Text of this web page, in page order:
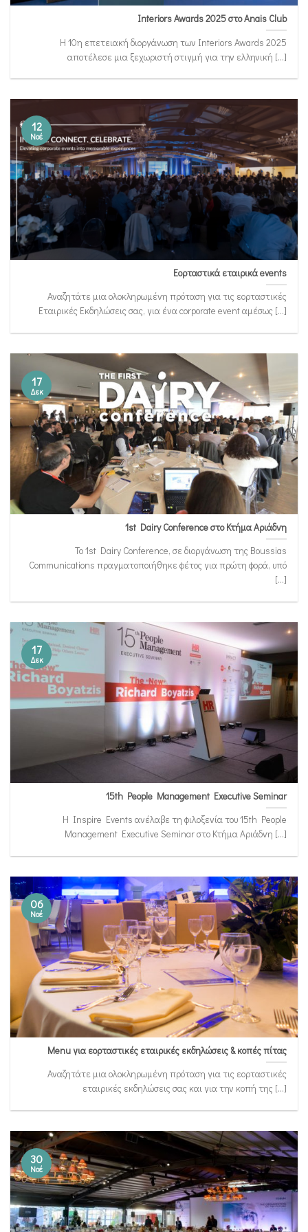
Interiors Awards 2025 στο Anais Club
Η 10η επετειακή διοργάνωση των Interiors Awards 2025
αποτέλεσε μια ξεχωριστή στιγμή για την ελληνική [...]
Εορταστικά εταιρικά events
Αναζητάτε μια ολοκληρωμένη πρόταση για τις εορταστικές
Εταιρικές Εκδηλώσεις σας, για ένα corporate event αμέσως [...]
12
Νοέ
1st Dairy Conference στο Κτήμα Αριάδνη
To 1st Dairy Conference, σε διοργάνωση της Boussias
Communications πραγματοποιήθηκε φέτος για πρώτη φορά, υπό
[...]
17
Δεκ
15th People Management Executive Seminar
H Inspire Events ανέλαβε τη φιλοξενία του 15th People
Management Executive Seminar στο Κτήμα Αριάδνη [...]
17
Δεκ
Menu για εορταστικές εταιρικές εκδηλώσεις & κοπές πίτας
Αναζητάτε μια ολοκληρωμένη πρόταση για τις εορταστικές
εταιρικές εκδηλώσεις σας και για την κοπή της [...]
06
Νοέ
30
Νοέ